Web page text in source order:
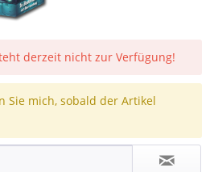
derzeit nicht zur Verfügung!
Sie mich, sobald der Artikel